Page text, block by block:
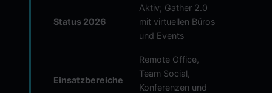
Status 2026
Aktiv; Gather 2.0
mit virtuellen Büros
und Events
Einsatzbereiche
Remote Office,
Team Social,
Konferenzen und